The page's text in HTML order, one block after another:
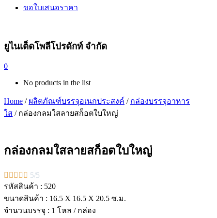
ขอใบเสนอราคา
ยูไนเต็ดโพลีโปรดักท์ จำกัด
0
No products in the list
Home / ผลิตภัณฑ์บรรจุอเนกประสงค์ / กล่องบรรจุอาหาร
ใส / กล่องกลมใสลายสก็อตใบใหญ่
กล่องกลมใสลายสก็อตใบใหญ่
     5/5
รหัสสินค้า : 520
ขนาดสินค้า : 16.5 X 16.5 X 20.5 ซ.ม.
จำนวนบรรจุ : 1 โหล / กล่อง